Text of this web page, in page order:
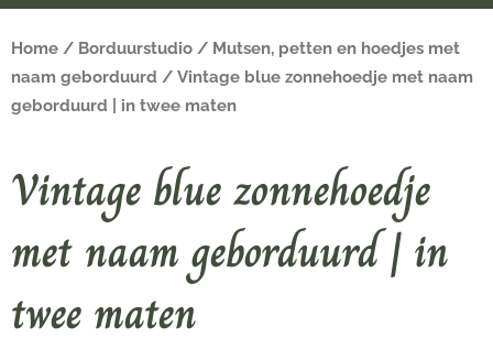
Home / Borduurstudio / Mutsen, petten en hoedjes met
naam geborduurd / Vintage blue zonnehoedje met naam
geborduurd | in twee maten
Vintage blue zonnehoedje
met naam geborduurd | in
twee maten